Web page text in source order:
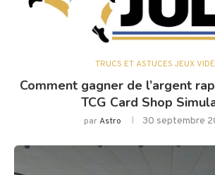
TRUCS ET ASTUCES JEUX
Comment gagner de l’argent
TCG Card Shop
parAstro 30 septembre